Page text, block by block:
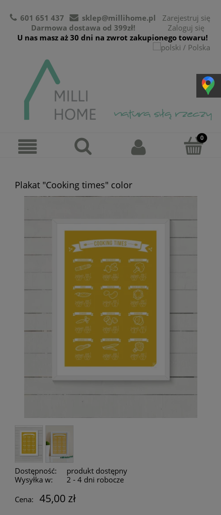
601 651 437
sklep@millihome.pl
Darmowa dostawa od 399zł!
U nas masz aż 30 dni na zwrot zakupionego towaru!
Zarejestruj się
Zaloguj się
Plakat "Cooking times" color
Dostępność:
produkt dostępny
Wysyłka w:
2 - 4 dni robocze
Cena:
45,00 zł